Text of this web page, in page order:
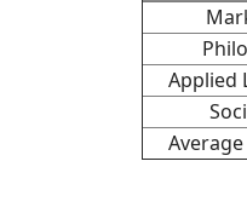
Applied